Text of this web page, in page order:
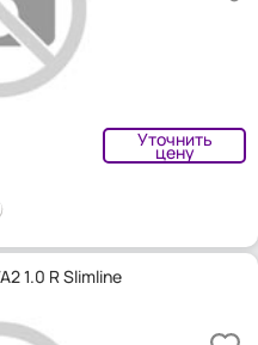
Уточнить
цену
1.0 R Slimline